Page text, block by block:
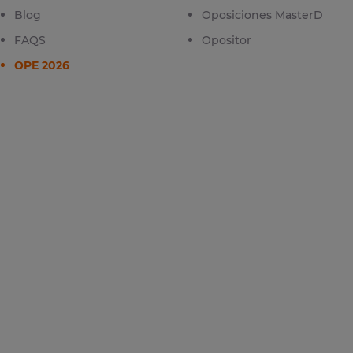
Blog
FAQS
OPE 2026
Oposiciones MasterD
Opositor